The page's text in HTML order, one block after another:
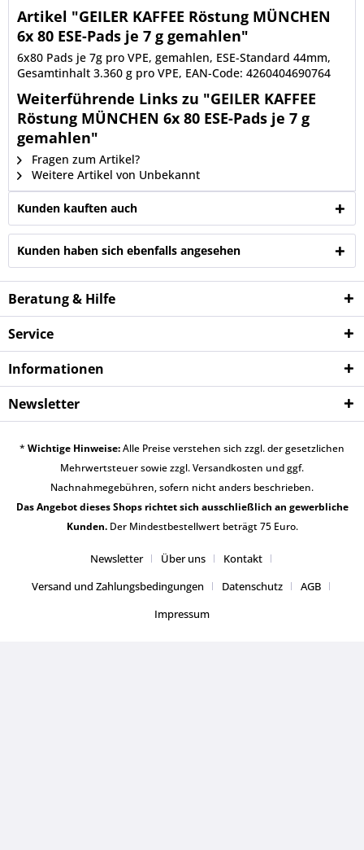
Artikel "GEILER KAFFEE Röstung MÜNCHEN
6x 80 ESE-Pads je 7 g gemahlen"
6x80 Pads je 7g pro VPE, gemahlen, ESE-Standard 44mm,
Gesamtinhalt 3.360 g pro VPE, EAN-Code: 4260404690764
Weiterführende Links zu "GEILER KAFFEE
Röstung MÜNCHEN 6x 80 ESE-Pads je 7 g
gemahlen"
Fragen zum Artikel?
Weitere Artikel von Unbekannt
Kunden kauften auch
Kunden haben sich ebenfalls angesehen
Beratung & Hilfe
Service
Informationen
Newsletter
* Wichtige Hinweise:Alle Preise verstehen sich zzgl. der gesetzlichen
Mehrwertsteuer sowie zzgl.Versandkosten und ggf.
Nachnahmegebühren, sofern nicht anders beschrieben.
Das Angebot dieses Shops richtet sich ausschließlich an gewerbliche
Kunden.Der Mindestbestellwert beträgt 75 Euro.
Newsletter Über uns
Kontakt
Versand und Zahlungsbedingungen
Datenschutz
AGB
Impressum